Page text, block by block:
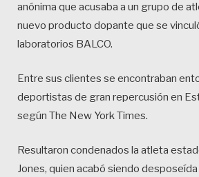
anónima que acusaba a un grupo de
nuevo producto dopante que se
laboratorios BALCO.
Entre sus clientes se encontraban
deportistas de gran repercusión en
según The New York Times.
Resultaron condenados la atleta
Jones, quien acabó siendo